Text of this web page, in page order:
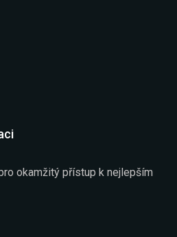
okamžitý přístup k nejlepším